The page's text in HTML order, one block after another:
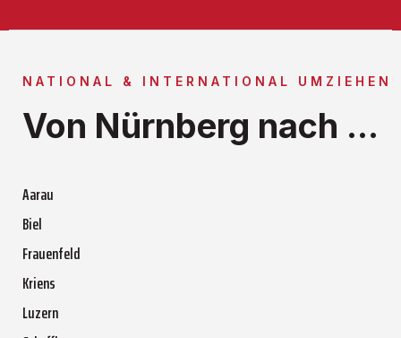
NATIONAL & INTERNATIONAL UMZIEHEN
Von Nürnberg nach ...
Aarau
Biel
Frauenfeld
Kriens
Luzern